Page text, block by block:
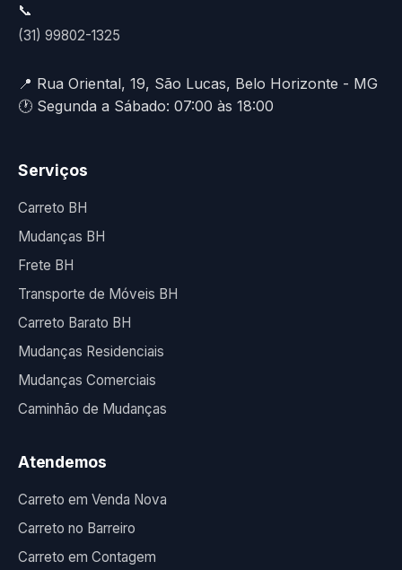
📞
(31) 99802-1325
📍 Rua Oriental, 19, São Lucas, Belo Horizonte - MG
🕐 Segunda a Sábado: 07:00 às 18:00
Serviços
Carreto BH
Mudanças BH
Frete BH
Transporte de Móveis BH
Carreto Barato BH
Mudanças Residenciais
Mudanças Comerciais
Caminhão de Mudanças
Atendemos
Carreto em Venda Nova
Carreto no Barreiro
Carreto em Contagem